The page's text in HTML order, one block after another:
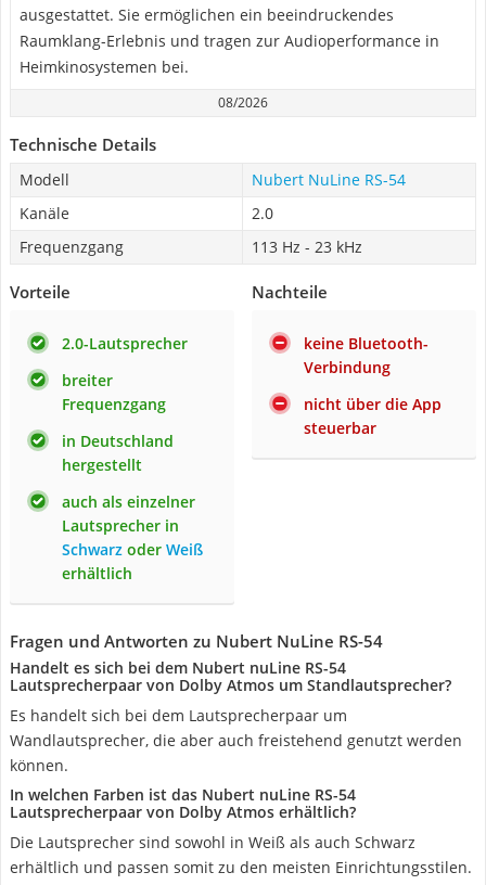
ausgestattet. Sie ermöglichen ein beeindruckendes
Raumklang-Erlebnis und tragen zur Audioperformance in
Heimkinosystemen bei.
08/2026
Technische Details
Modell
Nubert NuLine RS-54
Kanäle
2.0
Frequenzgang
113 Hz - 23 kHz
Vorteile
2.0-Lautsprecher
breiter
Frequenzgang
in Deutschland
hergestellt
auch als einzelner
Lautsprecher in
Schwarz oder Weiß
erhältlich
Nachteile
keine Bluetooth-
Verbindung
nicht über die App
steuerbar
Fragen und Antworten zu Nubert NuLine RS-54
Handelt es sich bei dem Nubert nuLine RS-54
Lautsprecherpaar von Dolby Atmos um Standlautsprecher?
Es handelt sich bei dem Lautsprecherpaar um
Wandlautsprecher, die aber auch freistehend genutzt werden
können.
In welchen Farben ist das Nubert nuLine RS-54
Lautsprecherpaar von Dolby Atmos erhältlich?
Die Lautsprecher sind sowohl in Weiß als auch Schwarz
erhältlich und passen somit zu den meisten Einrichtungsstilen.